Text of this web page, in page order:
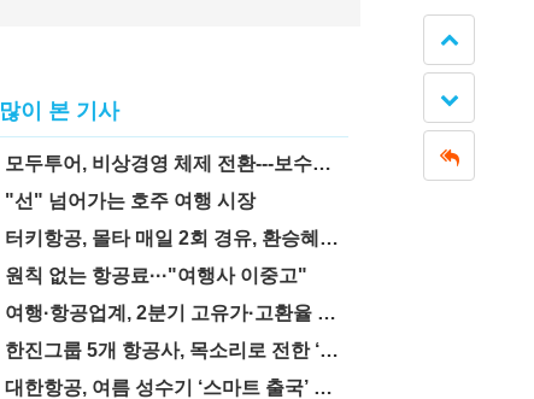
많이 본 기사
모두투어, 비상경영 체제 전환---보수도 삭감
"선" 넘어가는 호주 여행 시장
터키항공, 몰타 매일 2회 경유, 환승혜택 눈길
원칙 없는 항공료···"여행사 이중고"
여행·항공업계, 2분기 고유가·고환율 직격탄
한진그룹 5개 항공사, 목소리로 전한 ‘재능기부’
대한항공, 여름 성수기 ‘스마트 출국’ 꿀팁 3가지 공개